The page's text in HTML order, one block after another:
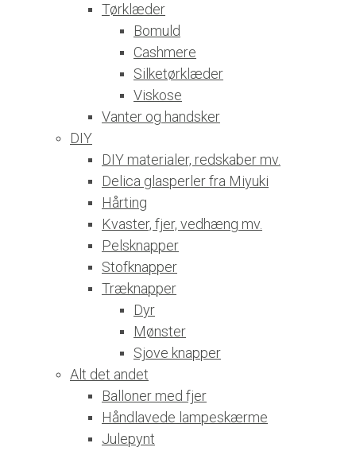
Tørklæder
Bomuld
Cashmere
Silketørklæder
Viskose
Vanter og handsker
DIY
DIY materialer, redskaber mv.
Delica glasperler fra Miyuki
Hårting
Kvaster, fjer, vedhæng mv.
Pelsknapper
Stofknapper
Træknapper
Dyr
Mønster
Sjove knapper
Alt det andet
Balloner med fjer
Håndlavede lampeskærme
Julepynt